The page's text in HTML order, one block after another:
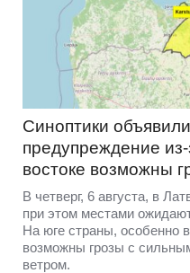
Синоптики
предупреждение
востоке возможны
В четверг, 6 августа, в
при этом местами
На юге страны, особенно
возможны грозы с
ветром.